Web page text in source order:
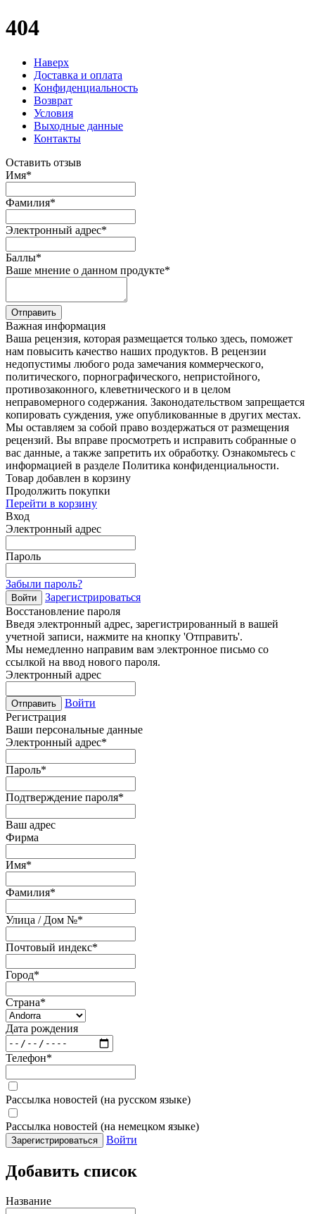
404
Наверх
Доставка и оплата
Конфиденциальность
Возврат
Условия
Выходные данные
Контакты
Оставить отзыв
Имя*
Фамилия*
Электронный адрес*
Баллы*
Ваше мнение о данном продукте*
Отправить
Важная информация
Ваша рецензия, которая размещается только здесь, поможет
нам повысить качество наших продуктов. В рецензии
недопустимы любого рода замечания коммерческого,
политического, порнографического, непристойного,
противозаконного, клеветнического и в целом
неправомерного содержания. Законодательством запрещается
копировать суждения, уже опубликованные в других местах.
Мы оставляем за собой право воздержаться от размещения
рецензий. Вы вправе просмотреть и исправить собранные о
вас данные, а также запретить их обработку. Ознакомьтесь с
информацией в разделе Политика конфиденциальности.
Товар добавлен в корзину
Продолжить покупки
Перейти в корзину
Вход
Электронный адрес
Пароль
Забыли пароль?
Войти
Зарегистрироваться
Восстановление пароля
Введя электронный адрес, зарегистрированный в вашей
учетной записи, нажмите на кнопку 'Отправить'.
Мы немедленно направим вам электронное письмо со
ссылкой на ввод нового пароля.
Электронный адрес
Отправить
Войти
Регистрация
Ваши персональные данные
Электронный адрес*
Пароль*
Подтверждение пароля*
Ваш адрес
Фирма
Имя*
Фамилия*
Улица / Дом №*
Почтовый индекс*
Город*
Страна*
Дата рождения
Телефон*
Рассылка новостей (на русском языке)
Рассылка новостей (на немецком языке)
Зарегистрироваться Войти
Добавить список
Название